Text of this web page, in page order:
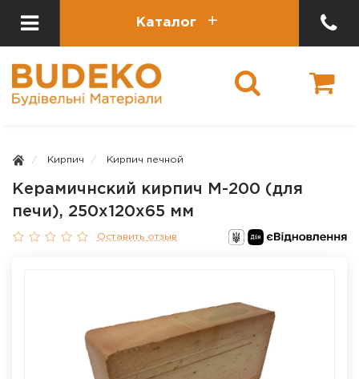
Каталог
Кирпич Кирпич печной
Керамичнский кирпич М-200 (для
печи), 250х120х65 мм
Оставить отзыв